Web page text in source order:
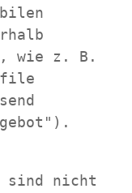
wie z. B.
sind nicht